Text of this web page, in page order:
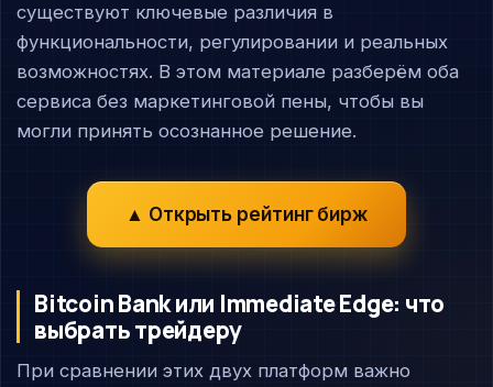
существуют ключевые различия в
функциональности, регулировании и реальных
возможностях. В этом материале разберём оба
сервиса без маркетинговой пены, чтобы вы
могли принять осознанное решение.
▲ Открыть рейтинг бирж
Bitcoin Bank или Immediate Edge: что
выбрать трейдеру
При сравнении этих двух платформ важно